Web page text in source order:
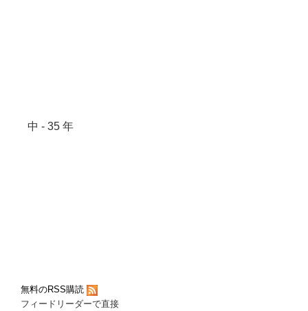
中 - 35 年
無料のRSS購読
フィードリーダーで直接